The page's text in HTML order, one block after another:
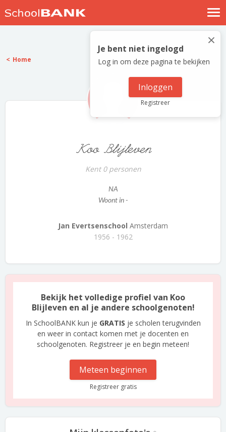
Nostalgische verhalen
Log in
Meld je gratis aan
×
Je bent niet ingelogd
Log in om deze pagina te bekijken
Inloggen
Registreer
Home
Koo Blijleven
Kent 0 personen
NA
Woont in -
Jan Evertsenschool Amsterdam
1956 - 1962
Bekijk het volledige profiel van Koo
Blijleven en al je andere schoolgenoten!
In SchoolBANK kun je GRATIS je scholen terugvinden
en weer in contact komen met je docenten en
schoolgenoten. Registreer je en begin meteen!
Meteen beginnen
Registreer gratis